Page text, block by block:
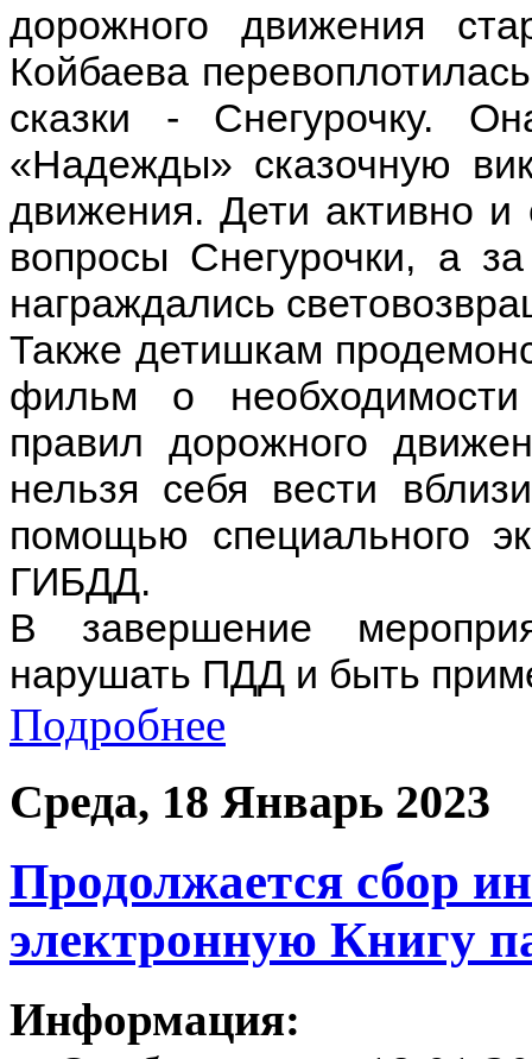
дорожного движения
Койбаева
сказки - Снегурочку.
«Надежды» сказочную
движения. Дети активно
вопросы Снегурочки, а
награждались
Также детишкам
фильм о необходимости
правил дорожного
нельзя себя вести
помощью специального
ГИБДД.
В завершение
нарушать ПДД и быть
Подробнее
Среда, 18 Январь 2023
Продолжается сбор
электронную Книгу
Информация: